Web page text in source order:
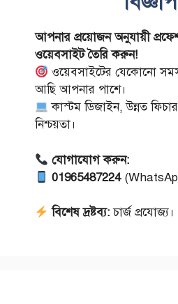
আপনার প্রয়োজন অনুযায়ী
ওয়েবসাইট তৈরি করুন!
ওয়েবসাইটের যেকোনো
আছি আপনার পাশে।
কাস্টম ডিজাইন, উন্নত
নিশ্চয়তা।
যোগাযোগ করুন:
01965487224
বিশেষ দ্রষ্টব্য:চার্জ প্রযোজ্য।